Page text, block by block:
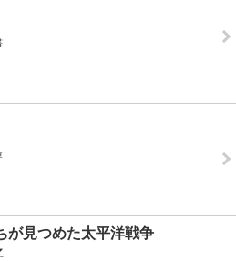
が見つめた太平洋戦争